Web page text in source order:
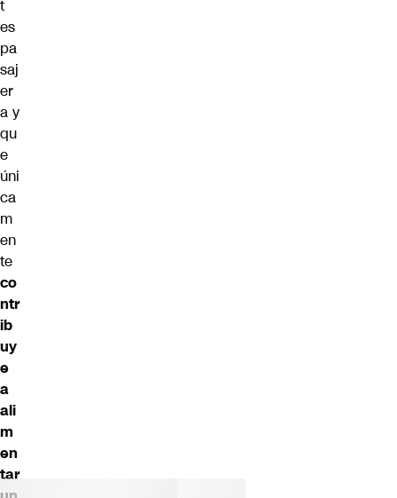
t
es
pa
saj
er
a y
qu
e
úni
ca
m
en
te
co
ntr
ib
uy
e
a
ali
m
en
tar